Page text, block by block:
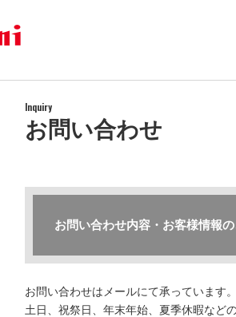
Inquiry
お問い合わせ
お問い合わせ内容・お客様情報
お問い合わせはメールにて承っています
土日、祝祭日、年末年始、夏季休暇など